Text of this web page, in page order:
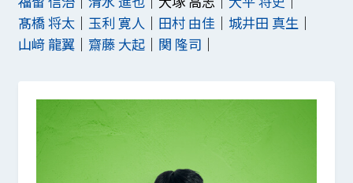
髙橋 将太
玉利 寛人 田村 由佳
城井田 真生
山﨑 龍翼
齋藤 大起 関 隆司